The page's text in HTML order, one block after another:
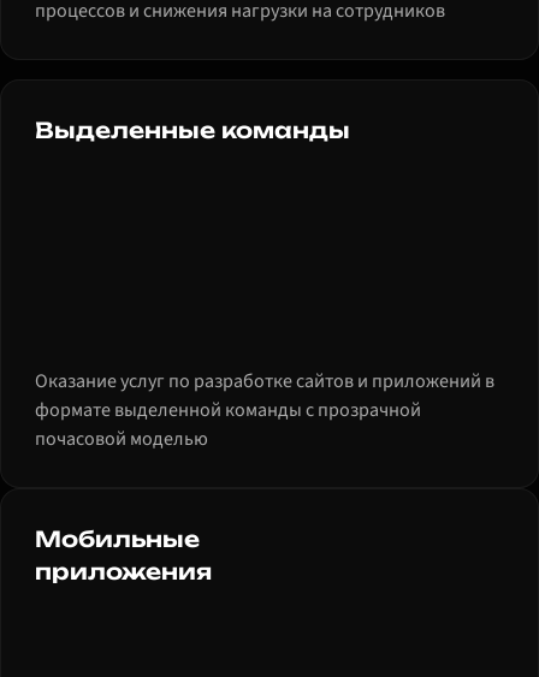
процессов и снижения нагрузки на сотрудников
Выделенные команды
Оказание услуг по разработке сайтов и приложений в
формате выделенной команды с прозрачной
почасовой моделью
Мобильные
приложения